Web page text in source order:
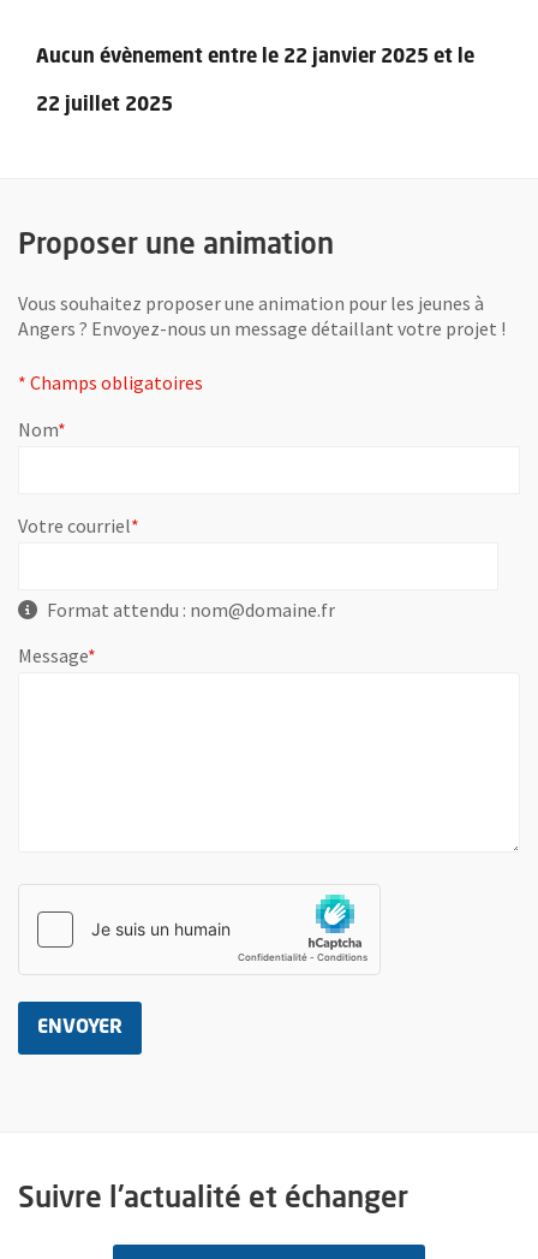
Aucun évènement entre le 22 janvier 2025 et le
22 juillet 2025
Proposer une animation
Vous souhaitez proposer une animation pour les jeunes à
Angers ? Envoyez-nous un message détaillant votre projet !
* Champs obligatoires
Pour des raisons de sécurité, ce formulaire contient un défi
Nom*
Votre courriel*
Format attendu : nom@domaine.fr
Message*
ENVOYER
Suivre l'actualité et échanger